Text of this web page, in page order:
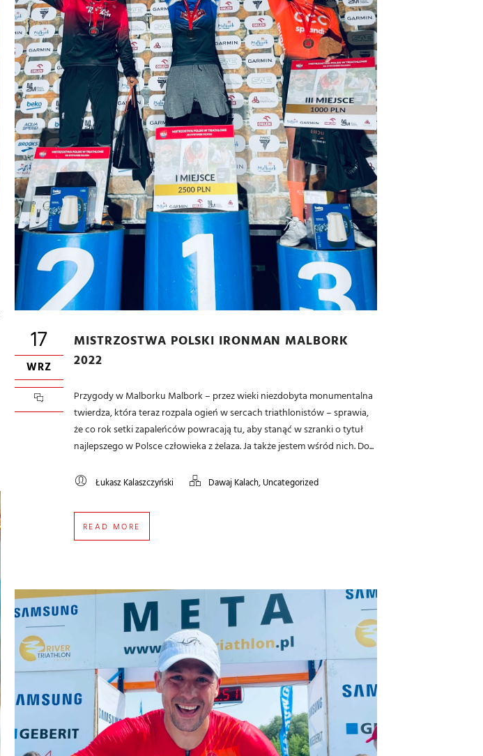
17
WRZ
MISTRZOSTWA POLSKI IRONMAN MALBORK
2022
Przygody w Malborku Malbork – przez wieki niezdobyta monumentalna
twierdza, która teraz rozpala ogień w sercach triathlonistów – sprawia,
że co rok setki zapaleńców powracają tu, aby stanąć w szranki o tytuł
najlepszego w Polsce człowieka z żelaza. Ja także jestem wśród nich. Do...
Łukasz Kalaszczyński Dawaj Kalach,Uncategorized
READ MORE